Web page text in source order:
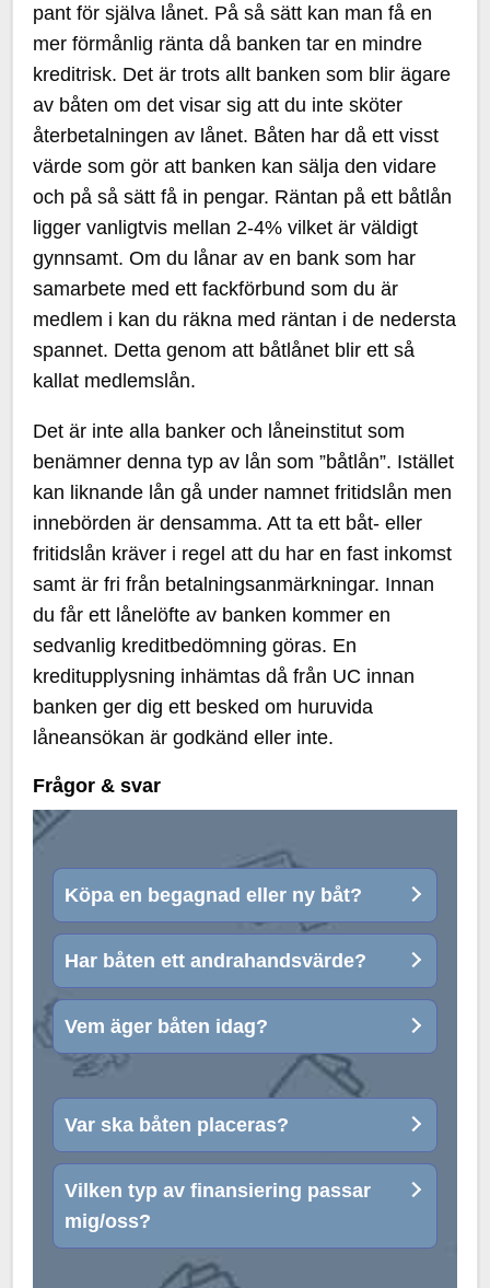
pant för själva lånet. På så sätt kan man få en
mer förmånlig ränta då banken tar en mindre
kreditrisk. Det är trots allt banken som blir ägare
av båten om det visar sig att du inte sköter
återbetalningen av lånet. Båten har då ett visst
värde som gör att banken kan sälja den vidare
och på så sätt få in pengar. Räntan på ett båtlån
ligger vanligtvis mellan 2-4% vilket är väldigt
gynnsamt. Om du lånar av en bank som har
samarbete med ett fackförbund som du är
medlem i kan du räkna med räntan i de nedersta
spannet. Detta genom att båtlånet blir ett så
kallat medlemslån.
Det är inte alla banker och låneinstitut som
benämner denna typ av lån som ”båtlån”. Istället
kan liknande lån gå under namnet fritidslån men
innebörden är densamma. Att ta ett båt- eller
fritidslån kräver i regel att du har en fast inkomst
samt är fri från betalningsanmärkningar. Innan
du får ett lånelöfte av banken kommer en
sedvanlig kreditbedömning göras. En
kreditupplysning inhämtas då från UC innan
banken ger dig ett besked om huruvida
låneansökan är godkänd eller inte.
Frågor & svar
Köpa en begagnad eller ny båt?
Har båten ett andrahandsvärde?
Vem äger båten idag?
Var ska båten placeras?
Vilken typ av finansiering passar
mig/oss?